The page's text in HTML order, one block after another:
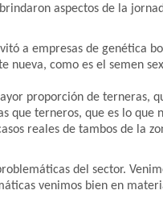
aspectos de la
a empresas de genética
como es el semen
proporción de terneras,
que terneros, que es lo que
reales de tambos de la
del sector.
venimos bien en